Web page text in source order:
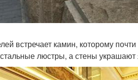
встречает камин, которому
люстры, а стены украшают